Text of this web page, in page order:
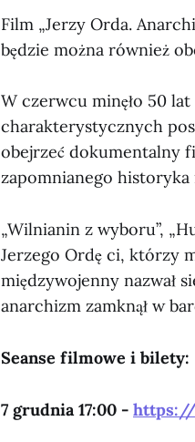
Film „Jerzy Orda.
będzie można również
W czerwcu minęło 50
charakterystycznych
obejrzeć dokumentalny
zapomnianego historyka
„Wilnianin z wyboru”,
Jerzego Ordę ci, którzy
międzywojenny nazwał
anarchizm zamknął w
Seanse filmowe i bilety:
7 grudnia 17:00 -